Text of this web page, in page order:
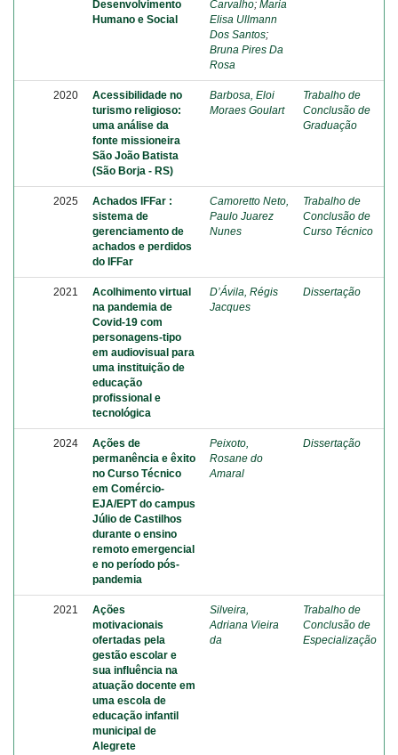
Desenvolvimento
Humano e Social
Carvalho; Maria
Elisa Ullmann
Dos Santos;
Bruna Pires Da
Rosa
2020
Acessibilidade no
turismo religioso:
uma análise da
fonte missioneira
São João Batista
(São Borja - RS)
Barbosa, Eloi
Moraes Goulart
Trabalho de
Conclusão de
Graduação
2025
Achados IFFar :
sistema de
gerenciamento de
achados e perdidos
do IFFar
Camoretto Neto,
Paulo Juarez
Nunes
Trabalho de
Conclusão de
Curso Técnico
2021
Acolhimento virtual
na pandemia de
Covid-19 com
personagens-tipo
em audiovisual para
uma instituição de
educação
profissional e
tecnológica
D’Ávila, Régis
Jacques
Dissertação
2024
Ações de
permanência e êxito
no Curso Técnico
em Comércio-
EJA/EPT do campus
Júlio de Castilhos
durante o ensino
remoto emergencial
e no período pós-
pandemia
Peixoto,
Rosane do
Amaral
Dissertação
2021
Ações
motivacionais
ofertadas pela
gestão escolar e
sua influência na
atuação docente em
uma escola de
educação infantil
municipal de
Alegrete
Silveira,
Adriana Vieira
da
Trabalho de
Conclusão de
Especialização